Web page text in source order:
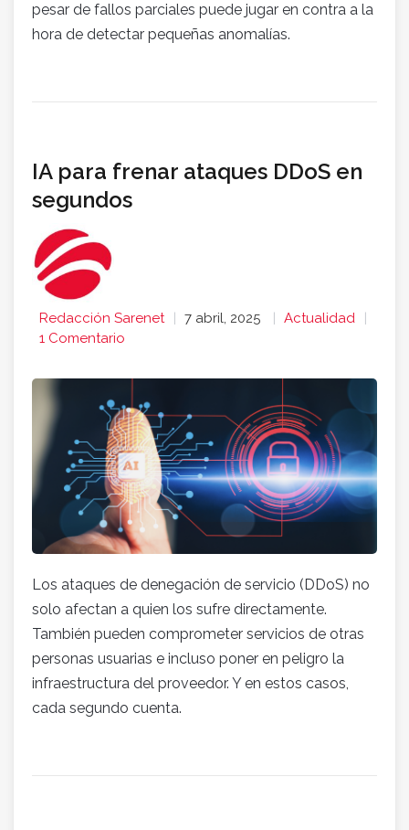
pesar de fallos parciales puede jugar en contra a la
hora de detectar pequeñas anomalías.
IA para frenar ataques DDoS en
segundos
Redacción Sarenet 7 abril, 2025
Actualidad
1 Comentario
Los ataques de denegación de servicio (DDoS) no
solo afectan a quien los sufre directamente.
También pueden comprometer servicios de otras
personas usuarias e incluso poner en peligro la
infraestructura del proveedor. Y en estos casos,
cada segundo cuenta.